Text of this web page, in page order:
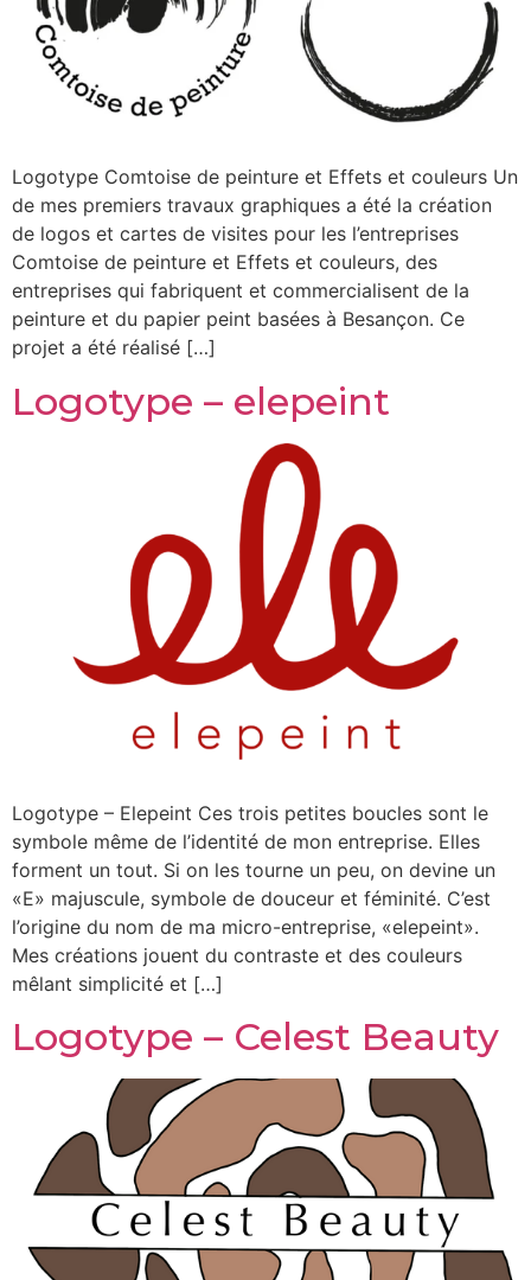
Logotype Comtoise de peinture et Effets et couleurs Un
de mes premiers travaux graphiques a été la création
de logos et cartes de visites pour les l’entreprises
Comtoise de peinture et Effets et couleurs, des
entreprises qui fabriquent et commercialisent de la
peinture et du papier peint basées à Besançon. Ce
projet a été réalisé […]
Logotype – elepeint
Logotype – Elepeint Ces trois petites boucles sont le
symbole même de l’identité de mon entreprise. Elles
forment un tout. Si on les tourne un peu, on devine un
«E» majuscule, symbole de douceur et féminité. C’est
l’origine du nom de ma micro-entreprise, «elepeint».
Mes créations jouent du contraste et des couleurs
mêlant simplicité et […]
Logotype – Celest Beauty